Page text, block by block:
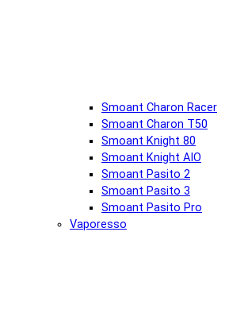
Smoant Charon Racer
Smoant Charon T50
Smoant Knight 80
Smoant Knight AIO
Smoant Pasito 2
Smoant Pasito 3
Smoant Pasito Pro
Vaporesso